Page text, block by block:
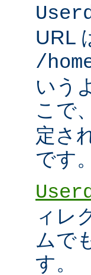
URL
/
いう
こで、
定さ
です。
ィレ
ムで
す。